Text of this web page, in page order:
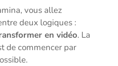
vous allez
deux logiques :
en vidéo. La
de commencer par